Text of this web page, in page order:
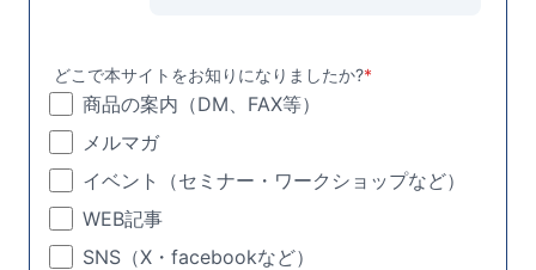
どこで本サイトをお知りになりましたか?*
商品の案内（DM、FAX等）
メルマガ
イベント（セミナー・ワークショップなど）
WEB記事
SNS（X・facebookなど）